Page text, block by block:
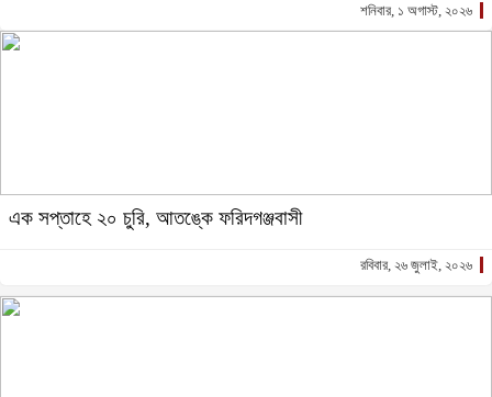
শনিবার, ১ অগাস্ট, ২০২৬
এক সপ্তাহে ২০ চুরি, আতঙ্কে ফরিদগঞ্জবাসী
রবিবার, ২৬ জুলাই, ২০২৬